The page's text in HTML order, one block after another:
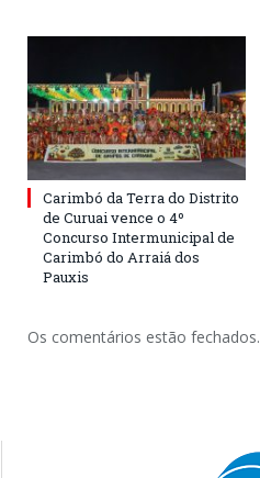
Carimbó da Terra do Distrito
de Curuai vence o 4º
Concurso Intermunicipal de
Carimbó do Arraiá dos
Pauxis
Os comentários estão fechados.